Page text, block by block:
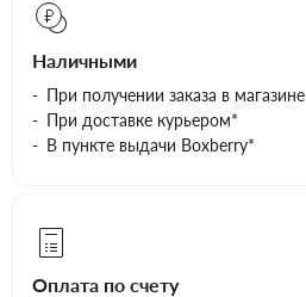
Наличными
При получении заказа в магазине
При доставке курьером*
В пункте выдачи Boxberry*
Оплата по счету